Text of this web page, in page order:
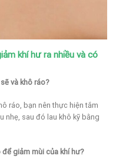
khí hư ra nhiều và có
và khô ráo?
ráo, bạn nên thực hiện tắm
nhẹ, sau đó lau khô kỹ bằng
giảm mùi của khí hư?